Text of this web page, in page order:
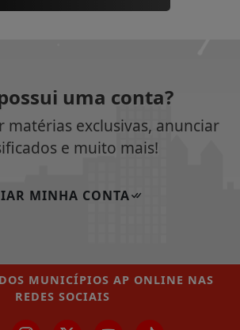
uma conta?
matérias exclusivas, anunciar
e muito mais!
MINHA CONTA
MUNICÍPIOS AP ONLINE NAS
REDES SOCIAIS